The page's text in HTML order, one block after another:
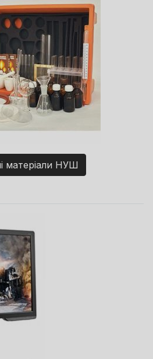
матеріали НУШ
GmbH
& Support